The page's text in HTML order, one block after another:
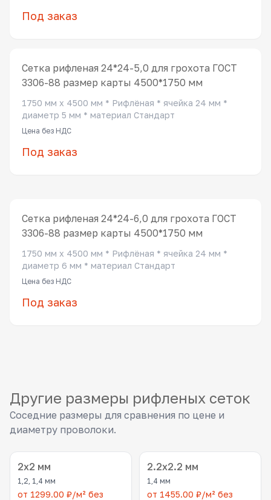
Под заказ
Сетка рифленая 24*24-5,0 для грохота ГОСТ
3306-88 размер карты 4500*1750 мм
1750 мм x 4500 мм * Рифлёная * ячейка 24 мм *
диаметр 5 мм * материал Стандарт
Цена без НДС
Под заказ
Сетка рифленая 24*24-6,0 для грохота ГОСТ
3306-88 размер карты 4500*1750 мм
1750 мм x 4500 мм * Рифлёная * ячейка 24 мм *
диаметр 6 мм * материал Стандарт
Цена без НДС
Под заказ
Другие размеры рифленых сеток
Соседние размеры для сравнения по цене и
диаметру проволоки.
2x2 мм
1,2, 1,4 мм
от 1299.00 ₽/м² без
2.2x2.2 мм
1,4 мм
от 1455.00 ₽/м² без